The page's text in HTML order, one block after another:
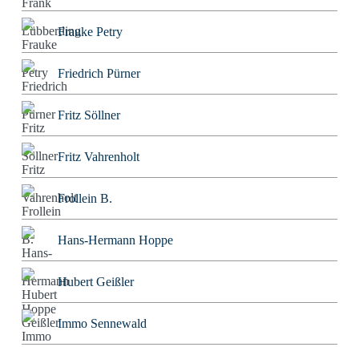
Frauke Petry
Friedrich Pürner
Fritz Söllner
Fritz Vahrenholt
Frollein B.
Hans-Hermann Hoppe
Hubert Geißler
Immo Sennewald